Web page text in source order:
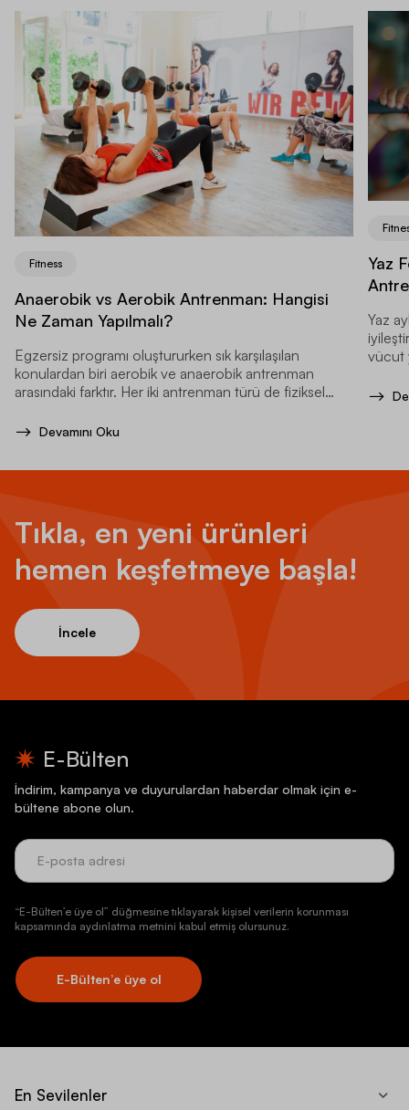
Fitness
Anaerobik vs Aerobik Antrenman: Hangisi
Ne Zaman Yapılmalı?
Egzersiz programı oluştururken sık karşılaşılan
konulardan biri aerobik ve anaerobik antrenman
arasındaki farktır. Her iki antrenman türü de fiziksel
Devamını Oku
Yaz
Yaz
vücut
Tıkla, en yeni ürünleri
hemen keşfetmeye başla!
İncele
E-Bülten
İndirim, kampanya ve duyurulardan haberdar olmak için e-
bültene abone olun.
“E-Bülten’e üye ol” düğmesine tıklayarak kişisel verilerin korunması
kapsamında aydınlatma metnini kabul etmiş olursunuz.
E-Bülten’e üye ol
En Sevilenler